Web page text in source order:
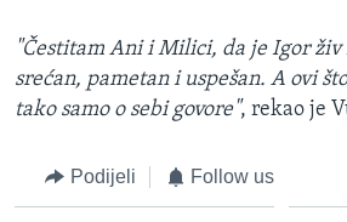
"Čestitam Ani i Milici, da je Igor živ
srećan, pametan i uspešan. A ovi
tako samo o sebi govore", rekao je
Podijeli Follow us